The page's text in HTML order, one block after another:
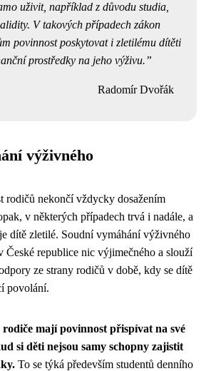
uživit, například z důvodu studia,
V takových případech zákon
povinnost poskytovat i zletilému dítěti
prostředky na jeho výživu.
Radomír Dvořák
výživného
rodičů nekončí vždycky dosažením
v některých případech trvá i nadále, a
dítě zletilé. Soudní vymáhání výživného
České republice nic výjimečného a slouží
ze strany rodičů v době, kdy se dítě
povolání.
rodiče mají povinnost přispívat na své
si děti nejsou samy schopny zajistit
To se týká především studentů denního